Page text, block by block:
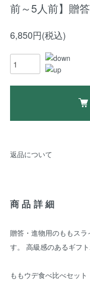
前～5人前】贈
6,850円(税込)
返品について
商品詳細
贈答・進物用のももス
す。 高級感のあるギフ
ももウデ食べ比べセット